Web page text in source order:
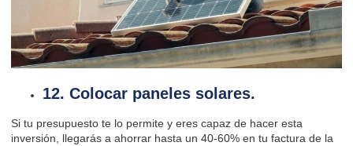
12. Colocar paneles solares.
Si tu presupuesto te lo permite y eres capaz de hacer esta
inversión, llegarás a ahorrar hasta un 40-60% en tu factura de la